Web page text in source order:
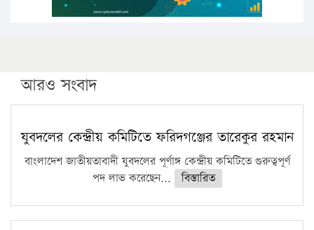
আরও সংবাদ
যুবদলের কেন্দ্রীয় কমিটিতে ফরিদগঞ্জের তারেকুর রহমান
বাংলাদেশ জাতীয়তাবাদী যুবদলের পূর্ণাঙ্গ কেন্দ্রীয় কমিটিতে গুরুত্বপূর্ণ
পদ লাভ করেছেন...
বিস্তারিত